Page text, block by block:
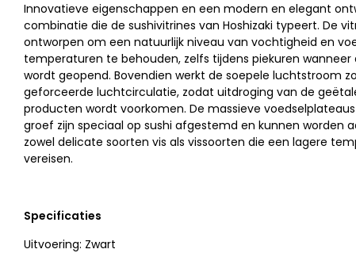
Innovatieve eigenschappen en een modern en elegant
combinatie die de sushivitrines van Hoshizaki typeert. De
ontworpen om een natuurlijk niveau van vochtigheid en
temperaturen te behouden, zelfs tijdens piekuren wanneer
wordt geopend. Bovendien werkt de soepele luchtstroom
geforceerde luchtcirculatie, zodat uitdroging van de
producten wordt voorkomen. De massieve
groef zijn speciaal op sushi afgestemd en kunnen worden
zowel delicate soorten vis als vissoorten die een lagere
vereisen.
Specificaties
Uitvoering: Zwart